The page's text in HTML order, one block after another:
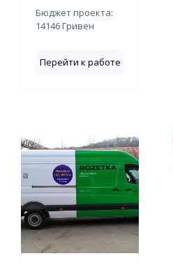
Бюджет проекта:
14146 Гривен
Перейти к работе